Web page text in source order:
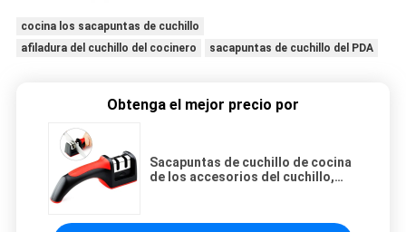
cocina los sacapuntas de cuchillo
afiladura del cuchillo del cocinero
sacapuntas de cuchillo del PDA
Obtenga el mejor precio por
Sacapuntas de cuchillo de cocina
de los accesorios del cuchillo,